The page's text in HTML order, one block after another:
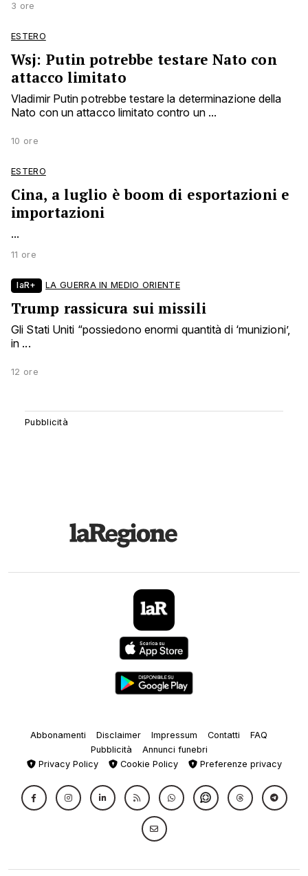
3 ore
ESTERO
Wsj: Putin potrebbe testare Nato con
attacco limitato
Vladimir Putin potrebbe testare la determinazione della
Nato con un attacco limitato contro un ...
10 ore
ESTERO
Cina, a luglio è boom di esportazioni e
importazioni
...
11 ore
laR+ LA GUERRA IN MEDIO ORIENTE
Trump rassicura sui missili
Gli Stati Uniti “possiedono enormi quantità di ‘munizioni’,
in ...
12 ore
Abbonamenti Disclaimer Impressum Contatti
FAQ
Pubblicità
Annunci funebri
Privacy Policy
Cookie Policy Preferenze privacy